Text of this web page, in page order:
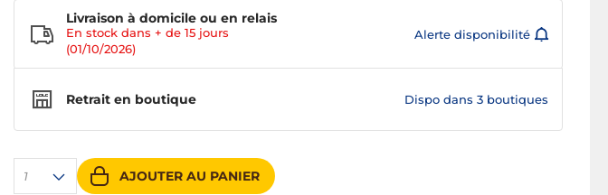
1 AJOUTER AU PANIER
Livraison à domicile ou en relais
En stock dans + de 15 jours
(01/10/2026)
Alerte disponibilité
Retrait en boutique Dispo dans 3 boutiques